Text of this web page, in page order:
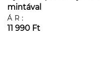
mintával
ÁR:
11 990 Ft